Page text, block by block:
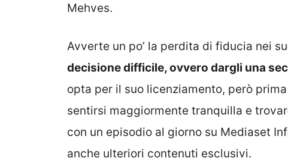
Mehves.
Avverte un po’ la perdita di fiducia nei
decisione difficile, ovvero dargli una
opta per il suo licenziamento, però
sentirsi maggiormente tranquilla e
con un episodio al giorno su Mediaset
anche ulteriori contenuti esclusivi.